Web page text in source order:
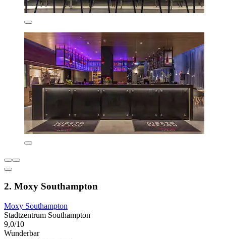
2. Moxy Southampton
Moxy Southampton
Stadtzentrum Southampton
9,0/10
Wunderbar